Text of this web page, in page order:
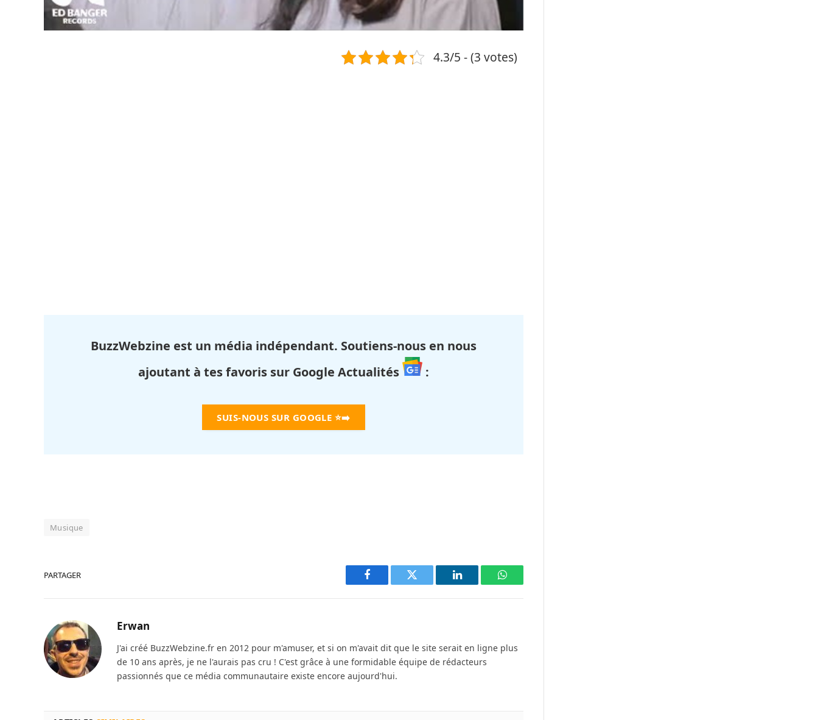
4.3/5 - (3 votes)
BuzzWebzine est un média indépendant. Soutiens-nous en nous
ajoutant à tes favoris sur Google Actualités
:
SUIS-NOUS SUR GOOGLE ⭐➡️
Musique
PARTAGER
Facebook Twitter LinkedIn WhatsApp
Erwan
J'ai créé BuzzWebzine.fr en 2012 pour m'amuser, et si on m'avait dit que le site serait en ligne plus
de 10 ans après, je ne l'aurais pas cru ! C'est grâce à une formidable équipe de rédacteurs
passionnés que ce média communautaire existe encore aujourd'hui.